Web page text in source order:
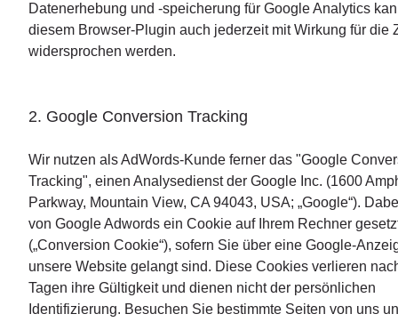
Datenerhebung und -speicherung für Google Analytics
diesem Browser-Plugin auch jederzeit mit Wirkung für die
widersprochen werden.
2. Google Conversion Tracking
Wir nutzen als AdWords-Kunde ferner das "Google
Tracking", einen Analysedienst der Google Inc. (1600
Parkway, Mountain View, CA 94043, USA; „Google“).
von Google Adwords ein Cookie auf Ihrem Rechner
(„Conversion Cookie“), sofern Sie über eine Google-
unsere Website gelangt sind. Diese Cookies verlieren
Tagen ihre Gültigkeit und dienen nicht der persönlichen
Identifizierung. Besuchen Sie bestimmte Seiten von uns